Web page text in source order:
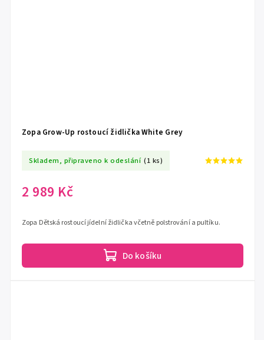
Zopa Grow-Up rostoucí židlička White Grey
Skladem, připraveno k odeslání (1 ks)
2 989 Kč
Do košíku
Zopa Dětská rostoucí jídelní židlička včetně polstrování a pultíku.